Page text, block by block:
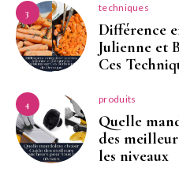
3 techniques
Différence
Julienne et
Ces
4 produits
Quelle
des
les niveaux